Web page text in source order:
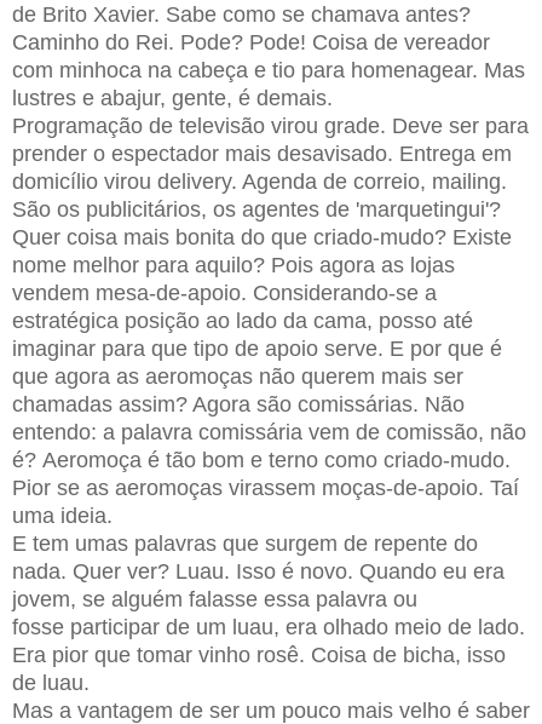
de Brito Xavier. Sabe como se chamava antes?
Caminho do Rei. Pode? Pode! Coisa de vereador
com minhoca na cabeça e tio para homenagear. Mas
lustres e abajur, gente, é demais.
Programação de televisão virou grade. Deve ser para
prender o espectador mais desavisado. Entrega em
domicílio virou delivery. Agenda de correio, mailing.
São os publicitários, os agentes de 'marquetingui'?
Quer coisa mais bonita do que criado-mudo? Existe
nome melhor para aquilo? Pois agora as lojas
vendem mesa-de-apoio. Considerando-se a
estratégica posição ao lado da cama, posso até
imaginar para que tipo de apoio serve. E por que é
que agora as aeromoças não querem mais ser
chamadas assim? Agora são comissárias. Não
entendo: a palavra comissária vem de comissão, não
é? Aeromoça é tão bom e terno como criado-mudo.
Pior se as aeromoças virassem moças-de-apoio. Taí
uma ideia.
E tem umas palavras que surgem de repente do
nada. Quer ver? Luau. Isso é novo. Quando eu era
jovem, se alguém falasse essa palavra ou
fosse participar de um luau, era olhado meio de lado.
Era pior que tomar vinho rosê. Coisa de bicha, isso
de luau.
Mas a vantagem de ser um pouco mais velho é saber